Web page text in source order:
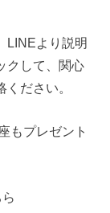
LINEより説明
クして、関心
ださい。
もプレゼント